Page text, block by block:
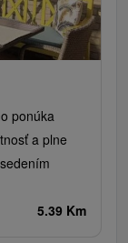
ponúka
a plne
5.39 Km